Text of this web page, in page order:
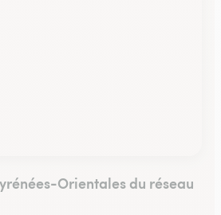
Orientales du réseau